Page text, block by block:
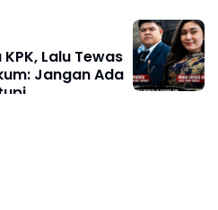
Lalu Tewas
Jangan Ada